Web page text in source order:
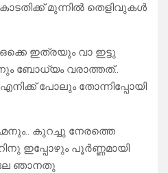
മുന്നിൽ തെളിവുകൾ
ഇത്രയും വാ ഇട്ടു
ബോധ്യം വരാത്തത്..
പോലും തോന്നിപ്പോയി
കുറച്ചു നേരത്തെ
ഇപ്പോഴും പൂർണ്ണമായി
ഞാനതു